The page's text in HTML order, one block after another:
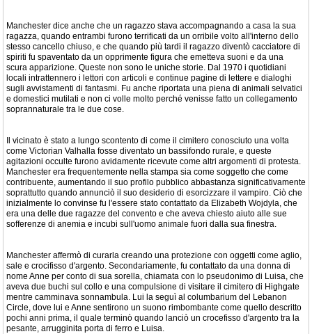
Manchester dice anche che un ragazzo stava accompagnando a casa la sua
ragazza, quando entrambi furono terrificati da un orribile volto all'interno dello
stesso cancello chiuso, e che quando più tardi il ragazzo diventò cacciatore di
spiriti fu spaventato da un opprimente figura che emetteva suoni e da una
scura apparizione. Queste non sono le uniche storie. Dal 1970 i quotidiani
locali intrattennero i lettori con articoli e continue pagine di lettere e dialoghi
sugli avvistamenti di fantasmi. Fu anche riportata una piena di animali selvatici
e domestici mutilati e non ci volle molto perché venisse fatto un collegamento
soprannaturale tra le due cose.
Il vicinato è stato a lungo scontento di come il cimitero conosciuto una volta
come Victorian Valhalla fosse diventato un bassifondo rurale, e queste
agitazioni occulte furono avidamente ricevute come altri argomenti di protesta.
Manchester era frequentemente nella stampa sia come soggetto che come
contribuente, aumentando il suo profilo pubblico abbastanza significativamente
soprattutto quando annunciò il suo desiderio di esorcizzare il vampiro. Ciò che
inizialmente lo convinse fu l'essere stato contattato da Elizabeth Wojdyla, che
era una delle due ragazze del convento e che aveva chiesto aiuto alle sue
sofferenze di anemia e incubi sull'uomo animale fuori dalla sua finestra.
Manchester affermò di curarla creando una protezione con oggetti come aglio,
sale e crocifisso d'argento. Secondariamente, fu contattato da una donna di
nome Anne per conto di sua sorella, chiamata con lo pseudonimo di Luisa, che
aveva due buchi sul collo e una compulsione di visitare il cimitero di Highgate
mentre camminava sonnambula. Lui la seguì al columbarium del Lebanon
Circle, dove lui e Anne sentirono un suono rimbombante come quello descritto
pochi anni prima, il quale terminò quando lanciò un crocefisso d'argento tra la
pesante, arrugginita porta di ferro e Luisa.